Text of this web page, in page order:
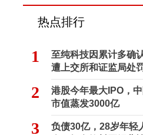
热点排行
1
至纯科技因累计多确
遭上交所和证监局处
疑其财务问题，遭巨
2
港股今年最大IPO，
市值蒸发3000亿
3
负债30亿，28岁年轻